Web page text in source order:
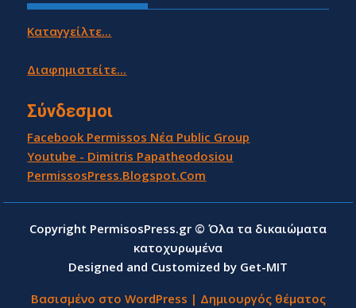
Καταγγείλτε...
Διαφημιστείτε...
Σύνδεσμοι
Facebook Permissos Νέα Public Group
Youtube - Dimitris Papatheodosiou
PermissosPress.Blogspot.Com
Copyright PermisosPress.gr © Όλα τα δικαιώματα
κατοχυρωμένα
Designed and Customized by Get-MIT
Βασισμένο στο WordPress | Δημιουργός θέματος